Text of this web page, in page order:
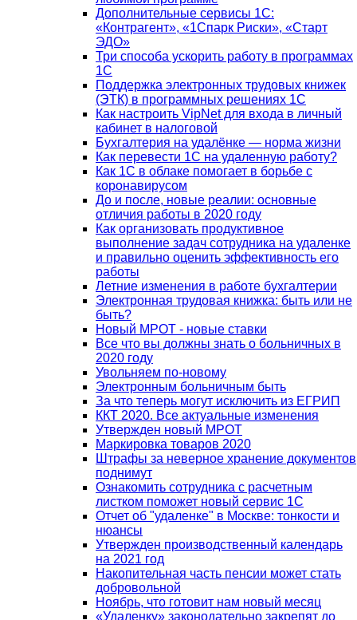
Дополнительные сервисы 1С:
«Контрагент», «1Спарк Риски», «Старт
ЭДО»
Три способа ускорить работу в программах
1С
Поддержка электронных трудовых книжек
(ЭТК) в программных решениях 1С
Как настроить VipNet для входа в личный
кабинет в налоговой
Бухгалтерия на удалёнке — норма жизни
Как перевести 1С на удаленную работу?
Как 1С в облаке помогает в борьбе с
коронавирусом
До и после, новые реалии: основные
отличия работы в 2020 году
Как организовать продуктивное
выполнение задач сотрудника на удаленке
и правильно оценить эффективность его
работы
Летние изменения в работе бухгалтерии
Электронная трудовая книжка: быть или не
быть?
Новый МРОТ - новые ставки
Все что вы должны знать о больничных в
2020 году
Увольняем по-новому
Электронным больничным быть
За что теперь могут исключить из ЕГРИП
ККТ 2020. Все актуальные изменения
Утвержден новый МРОТ
Маркировка товаров 2020
Штрафы за неверное хранение документов
поднимут
Ознакомить сотрудника с расчетным
листком поможет новый сервис 1С
Отчет об "удаленке" в Москве: тонкости и
нюансы
Утвержден производственный календарь
на 2021 год
Накопительная часть пенсии может стать
добровольной
Ноябрь, что готовит нам новый месяц
«Удаленку» законодательно закрепят до